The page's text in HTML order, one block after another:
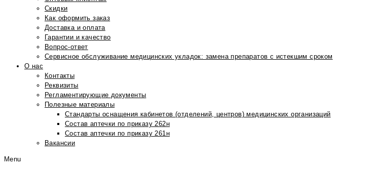
Скидки
Как оформить заказ
Доставка и оплата
Гарантии и качество
Вопрос-ответ
Сервисное обслуживание медицинских укладок: замена препаратов с истекшим сроком
О нас
Контакты
Реквизиты
Регламентирующие документы
Полезные материалы
Стандарты оснащения кабинетов (отделений, центров) медицинских организаций
Состав аптечки по приказу 262н
Состав аптечки по приказу 261н
Вакансии
Menu